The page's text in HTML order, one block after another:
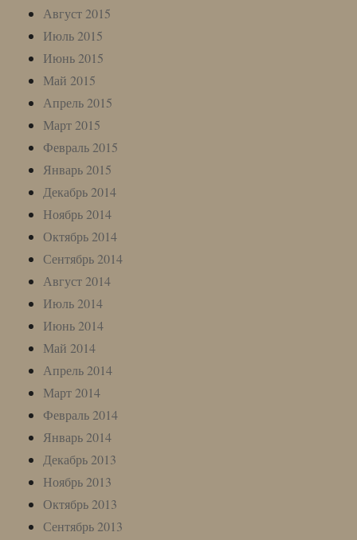
Август 2015
Июль 2015
Июнь 2015
Май 2015
Апрель 2015
Март 2015
Февраль 2015
Январь 2015
Декабрь 2014
Ноябрь 2014
Октябрь 2014
Сентябрь 2014
Август 2014
Июль 2014
Июнь 2014
Май 2014
Апрель 2014
Март 2014
Февраль 2014
Январь 2014
Декабрь 2013
Ноябрь 2013
Октябрь 2013
Сентябрь 2013